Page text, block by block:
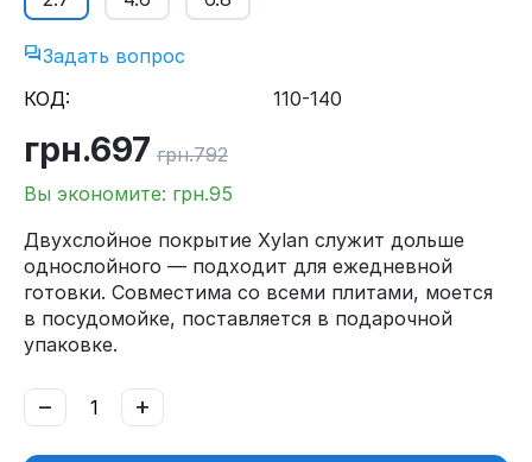
Задать вопрос
КОД:
110-140
грн.697 грн.792
Вы экономите: грн.95
Двухслойное покрытие Xylan служит дольше
однослойного — подходит для ежедневной
готовки. Совместима со всеми плитами, моется
в посудомойке, поставляется в подарочной
упаковке.
+
−